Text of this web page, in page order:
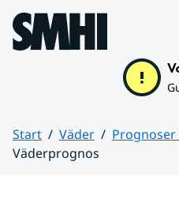
Hoppa till sidans innehåll
Start Väder
Väderprognos